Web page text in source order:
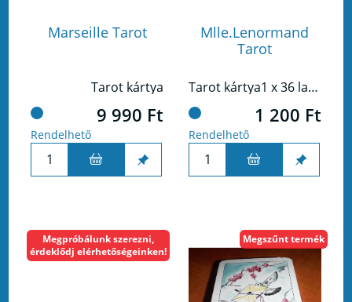
Marseille Tarot
Tarot kártya
9 990 Ft
Rendelhető
Mlle.Lenormand
Tarot
Tarot kártya1 x 36 lap, 58 x 89 mm
1 200 Ft
Rendelhető
Megpróbálunk szerezni,
érdeklődj elérhetőségeinken!
Megszűnt termék